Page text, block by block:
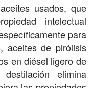
usados, que
intelectual
para
aceites de pirólisis
​​en diésel ligero de
elimina